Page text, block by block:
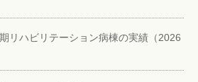
リハビリテーション病棟の実績（2026